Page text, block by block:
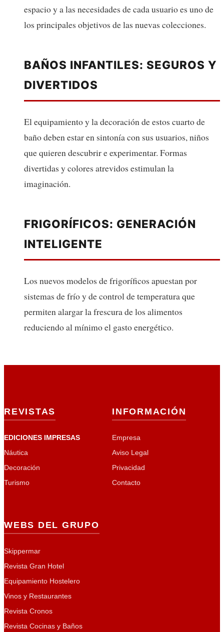
espacio y a las necesidades de cada usuario es uno de
los principales objetivos de las nuevas colecciones.
BAÑOS INFANTILES: SEGUROS Y
DIVERTIDOS
El equipamiento y la decoración de estos cuarto de
baño deben estar en sintonía con sus usuarios, niños
que quieren descubrir e experimentar. Formas
divertidas y colores atrevidos estimulan la
imaginación.
FRIGORÍFICOS: GENERACIÓN
INTELIGENTE
Los nuevos modelos de frigoríficos apuestan por
sistemas de frío y de control de temperatura que
permiten alargar la frescura de los alimentos
reduciendo al mínimo el gasto energético.
REVISTAS
EDICIONES IMPRESAS
Náutica
Decoración
Turismo
INFORMACIÓN
Empresa
Aviso Legal
Privacidad
Contacto
WEBS DEL GRUPO
Skippermar
Revista Gran Hotel
Equipamiento Hostelero
Vinos y Restaurantes
Revista Cronos
Revista Cocinas y Baños